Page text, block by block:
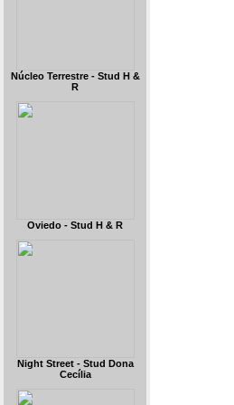
Núcleo Terrestre - Stud H &
R
Oviedo - Stud H & R
Night Street - Stud Dona
Cecília